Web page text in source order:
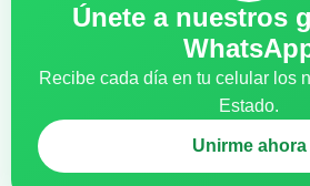
Únete a nuestros
Recibe cada día en tu celular los
Estado.
Unirme ahora